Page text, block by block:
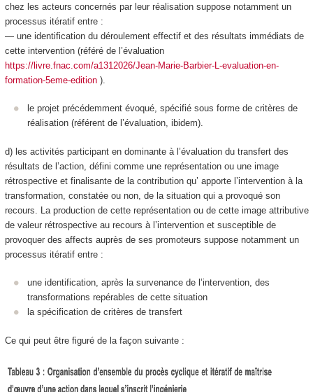
chez les acteurs concernés par leur réalisation suppose notamment un
processus itératif entre :
— une identification du déroulement effectif et des résultats immédiats de
cette intervention (référé de l’évaluation
https://livre.fnac.com/a1312026/Jean-Marie-Barbier-L-evaluation-en-
formation-5eme-edition).
le projet précédemment évoqué, spécifié sous forme de critères de
réalisation (référent de l’évaluation, ibidem).
d) les activités participant en dominante à l’évaluation du transfert des
résultats de l’action, défini comme une représentation ou une image
rétrospective et finalisante de la contribution qu’ apporte l’intervention à la
transformation, constatée ou non, de la situation qui a provoqué son
recours . La production de cette représentation ou de cette image attributive
de valeur rétrospective au recours à l’intervention et susceptible de
provoquer des affects auprès de ses promoteurs suppose notamment un
processus itératif entre :
une identification, après la survenance de l’intervention, des
transformations repérables de cette situation
la spécification de critères de transfert
Ce qui peut être figuré de la façon suivante :